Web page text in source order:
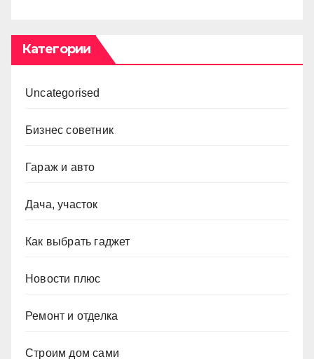
Категории
Uncategorised
Бизнес советник
Гараж и авто
Дача, участок
Как выбрать гаджет
Новости плюс
Ремонт и отделка
Строим дом сами